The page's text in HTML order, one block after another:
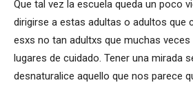
Que tal vez la escuela queda un poco
dirigirse a estas adultas o adultos que
esxs no tan adultxs que muchas
lugares de cuidado. Tener una mirada
desnaturalice aquello que nos parece